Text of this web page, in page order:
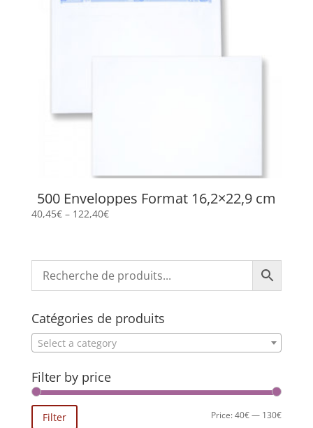
500 Enveloppes Format 16,2×22,9 cm
40,45€– 122,40€
Catégories de produits
Select a category
Filter by price
Min
Max
Filter Price:40€— 130€